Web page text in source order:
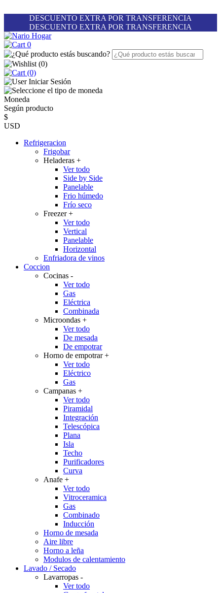
DESCUENTO EXTRA POR TRANSFERENCIA
DESCUENTO EXTRA POR TRANSFERENCIA
0
(0)
(0)
Iniciar Sesión
Moneda
Según producto
$
USD
Refrigeracion
Frigobar
Heladeras +
Ver todo
Side by Side
Panelable
Frio húmedo
Frío seco
Freezer+
Ver todo
Vertical
Panelable
Horizontal
Enfriadora de vinos
Coccion
Cocinas -
Ver todo
Gas
Eléctrica
Combinada
Microondas +
Ver todo
De mesada
De empotrar
Horno de empotrar+
Ver todo
Eléctrico
Gas
Campanas +
Ver todo
Piramidal
Integración
Telescópica
Plana
Isla
Techo
Purificadores
Curva
Anafe +
Ver todo
Vitroceramica
Gas
Combinado
Inducción
Horno de mesada
Aire libre
Horno a leña
Modulos de calentamiento
Lavado / Secado
Lavarropas -
Ver todo